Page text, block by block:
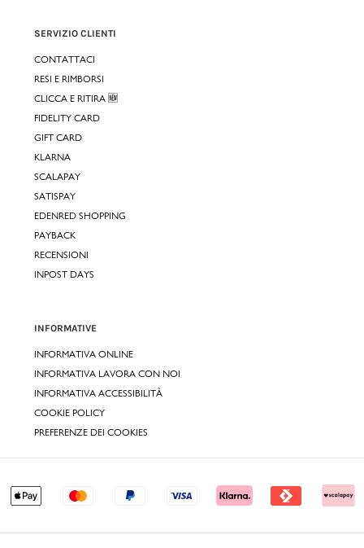
SERVIZIO CLIENTI
CONTATTACI
RESI E RIMBORSI
CLICCA E RITIRA 🆕
FIDELITY CARD
GIFT CARD
KLARNA
SCALAPAY
SATISPAY
EDENRED SHOPPING
PAYBACK
RECENSIONI
INPOST DAYS
INFORMATIVE
INFORMATIVA ONLINE
INFORMATIVA LAVORA CON NOI
INFORMATIVA ACCESSIBILITÀ
COOKIE POLICY
PREFERENZE DEI COOKIES